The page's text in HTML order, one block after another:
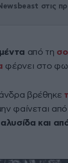
στις
από τη
φέρνει στο
βρέθηκε
φαίνεται
και